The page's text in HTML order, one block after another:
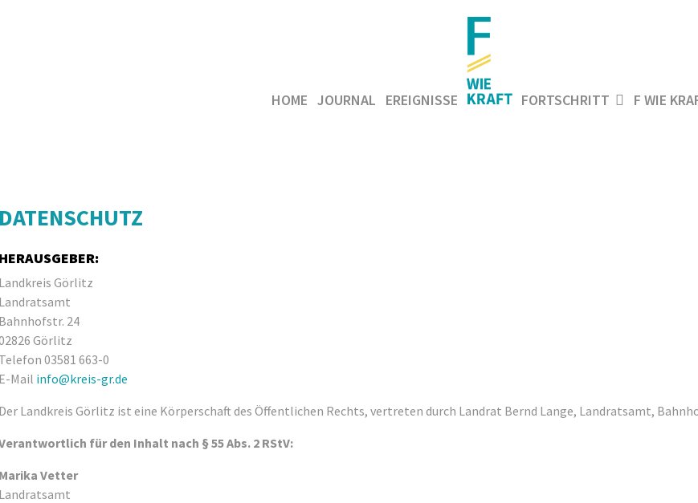
HOME JOURNAL EREIGNISSE FORTSCHRITT F WIE
Görlitz
24
Görlitz
03581 663-0
Mail info@kreis-gr.de
Landkreis Görlitz ist eine Körperschaft des Öffentlichen Rechts, vertreten durch Landrat Bernd Lange, Landratsamt,
für den Inhalt nach § 55 Abs. 2 RStV:
Vetter